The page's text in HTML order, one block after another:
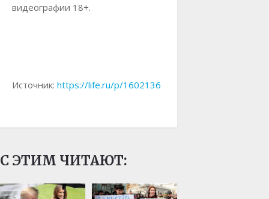
видеографии 18+.
Источник: https://life.ru/p/1602136
С ЭТИМ ЧИТАЮТ: